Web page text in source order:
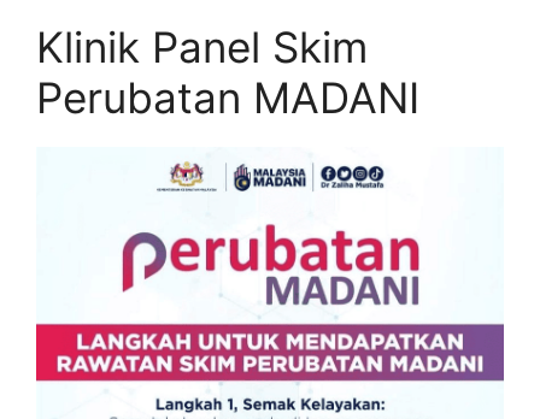
Klinik Panel Skim
Perubatan MADANI